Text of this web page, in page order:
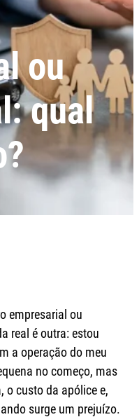
ou
qual
empresarial ou
real é outra: estou
a operação do meu
no começo, mas
o custo da apólice e,
surge um prejuízo.